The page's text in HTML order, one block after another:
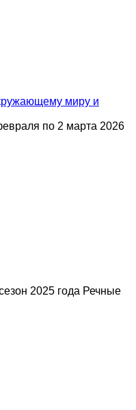
миру и
по 2 марта 2026
2025 года Речные